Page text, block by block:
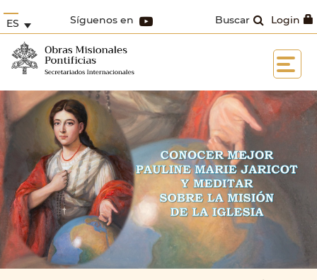
Login
Buscar
Síguenos en
ES